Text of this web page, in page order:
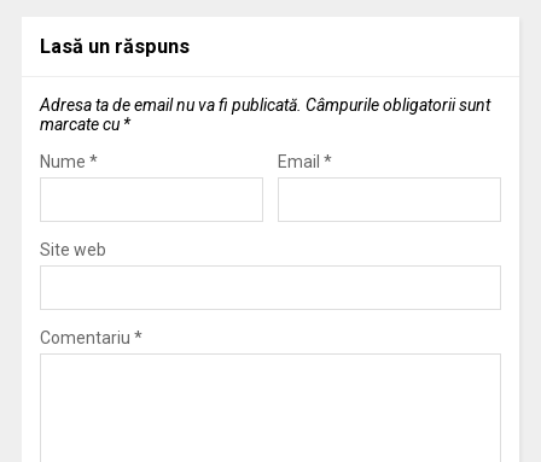
Lasă un răspuns
Adresa ta de email nu va fi publicată. Câmpurile obligatorii sunt
marcate cu *
Nume * Email *
Site web
Comentariu *